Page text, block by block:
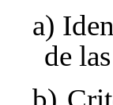
a)
de